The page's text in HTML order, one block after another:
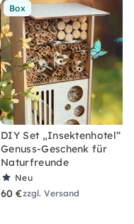
Box
DIY Set „Insektenhotel“ –
Genuss-Geschenk für
Naturfreunde
Neu
60 €zzgl. Versand